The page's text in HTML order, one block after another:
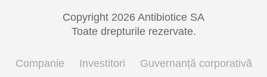
Copyright 2026 Antibiotice SA
Toate drepturile rezervate.
Companie Investitori
Guvernanță corporativă